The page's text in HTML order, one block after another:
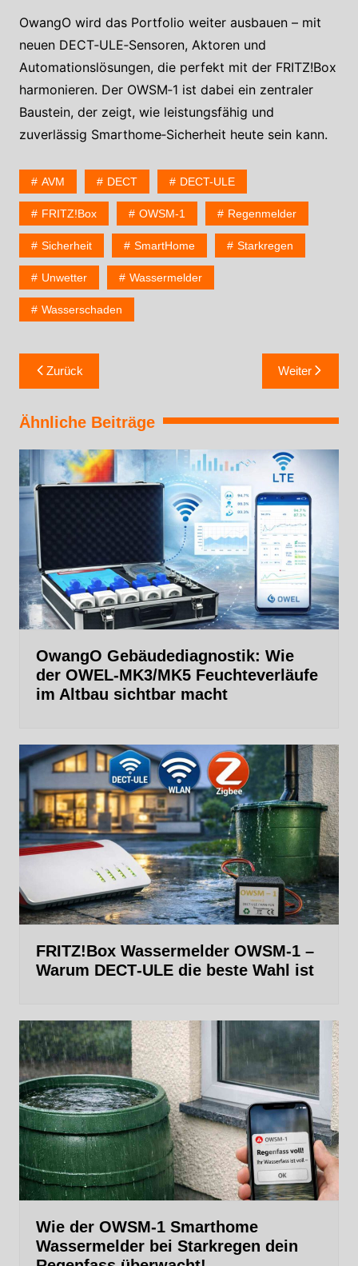
OwangO wird das Portfolio weiter ausbauen – mit
neuen DECT‑ULE‑Sensoren, Aktoren und
Automationslösungen, die perfekt mit der FRITZ!Box
harmonieren. Der OWSM‑1 ist dabei ein zentraler
Baustein, der zeigt, wie leistungsfähig und
zuverlässig Smarthome‑Sicherheit heute sein kann.
AVM DECT DECT-ULE
FRITZ!Box OWSM-1 Regenmelder
Sicherheit SmartHome Starkregen
Unwetter Wassermelder
Wasserschaden
Zurück Weiter
Ähnliche Beiträge
OwangO Gebäudediagnostik: Wie
der OWEL‑MK3/MK5 Feuchteverläufe
im Altbau sichtbar macht
FRITZ!Box Wassermelder OWSM-1 –
Warum DECT‑ULE die beste Wahl ist
Wie der OWSM‑1 Smarthome
Wassermelder bei Starkregen dein